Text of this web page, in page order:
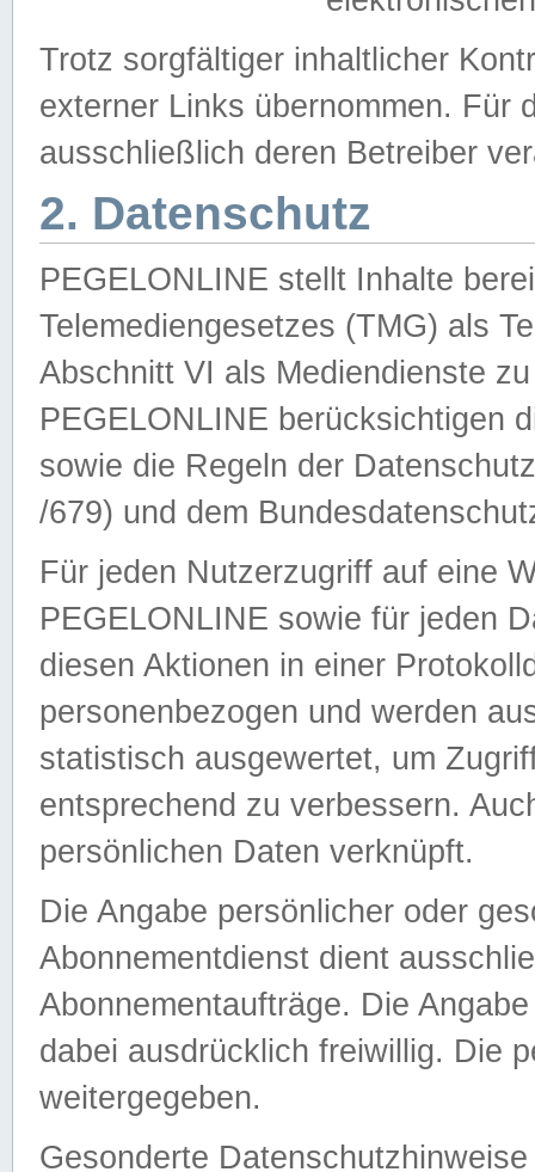
Trotz sorgfältiger inhaltlicher
externer Links übernommen. Für
ausschließlich deren Betreiber
2. Datenschutz
PEGELONLINE stellt Inhalte
Telemediengesetzes (TMG) als
Abschnitt VI als Mediendienste
PEGELONLINE berücksichtigen
sowie die Regeln der
/679) und dem
Für jeden Nutzerzugriff auf eine
PEGELONLINE sowie für jeden
diesen Aktionen in einer
personenbezogen und werden
statistisch ausgewertet, um
entsprechend zu verbessern.
persönlichen Daten verknüpft.
Die Angabe persönlicher oder
Abonnementdienst dient
Abonnementaufträge. Die
dabei ausdrücklich freiwillig. Die
weitergegeben.
Gesonderte